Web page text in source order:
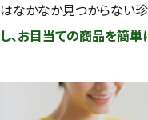
はなかなか見つからない
し、お目当ての商品を簡単